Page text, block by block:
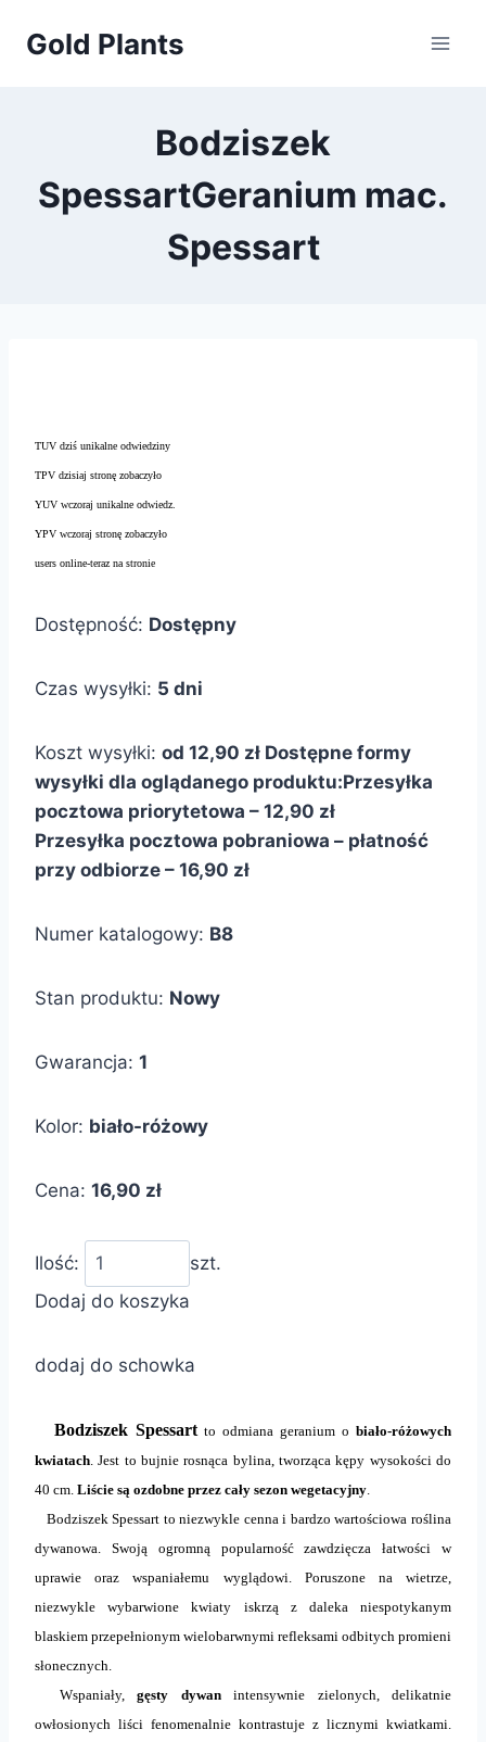
Gold Plants
Bodziszek
SpessartGeranium mac.
Spessart
TUV dziś unikalne odwiedziny
TPV dzisiaj stronę zobaczyło
YUV wczoraj unikalne odwiedz.
YPV wczoraj stronę zobaczyło
users online-teraz na stronie
Dostępność: Dostępny
Czas wysyłki: 5 dni
Koszt wysyłki: od 12,90 zł Dostępne formy
wysyłki dla oglądanego produktu:Przesyłka
pocztowa priorytetowa – 12,90 zł
Przesyłka pocztowa pobraniowa – płatność
przy odbiorze – 16,90 zł
Numer katalogowy: B8
Stan produktu: Nowy
Gwarancja: 1
Kolor: biało-różowy
Cena: 16,90 zł
Ilość:
szt.
Dodaj do koszyka
dodaj do schowka
Bodziszek Spessart to odmiana geranium o biało-różowych
kwiatach . Jest to bujnie rosnąca bylina, tworząca kępy wysokości do
40 cm. Liście są ozdobne przez cały sezon wegetacyjny
Bodziszek Spessart to niezwykle cenna i bardzo wartościowa roślina
dywanowa. Swoją ogromną popularnośćzawdzięczałatwości w
uprawie oraz wspaniałemu wyglądowi
Poruszone na wietrze,
niezwykle wybarwione kwiaty iskrzą z daleka niespotykanym
blaskiem przepełnionym wielobarwnymi refleksami odbitych promieni
słonecznych.
Wspaniały,gęsty dywanintensywnie zielonych, delikatnie
owłosionych liści fenomenalnie kontrastuje z licznymi kwiatkami.